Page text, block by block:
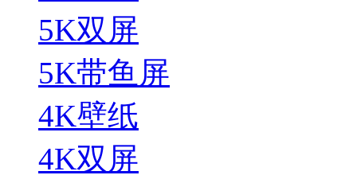
5K双屏
5K带鱼屏
4K壁纸
4K双屏